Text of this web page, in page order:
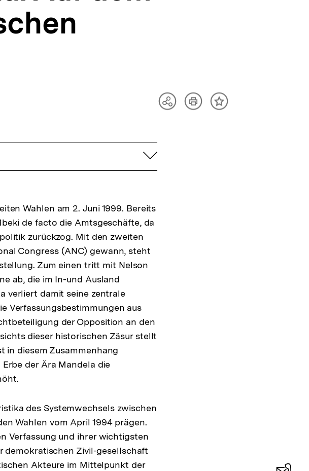
TeilenArtikelInhalt
aufklappen
Wahlen am 2. Juni 1999. Bereits
de facto die Amtsgeschäfte, da
zurückzog. Mit den zweiten
Congress (ANC) gewann, steht
Zum einen tritt mit Nelson
ab, die im In-und Ausland
verliert damit seine zentrale
Verfassungsbestimmungen aus
der Opposition an den
dieser historischen Zäsur stellt
in diesem Zusammenhang
der Ära Mandela die
des Systemwechsels zwischen
Wahlen vom April 1994 prägen.
Verfassung und ihrer wichtigsten
demokratischen Zivil-gesellschaft
Akteure im Mittelpunkt der